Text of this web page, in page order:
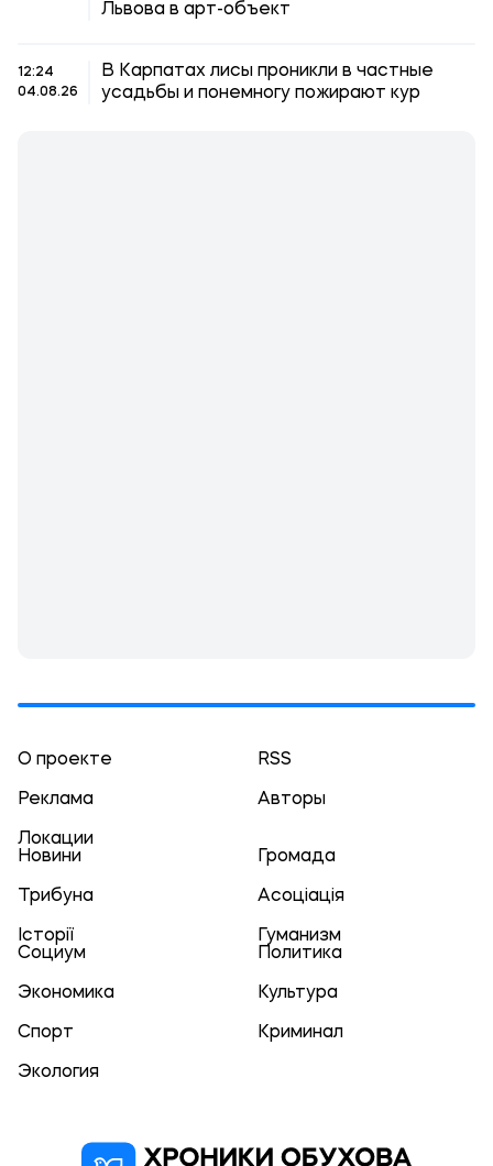
Львова в арт-объект
12:24
04.08.26
В Карпатах лисы проникли в частные
усадьбы и понемногу пожирают кур
О проекте RSS
Реклама Авторы
Локации
Новини
Громада
Трибуна Асоціація
Історії
Гуманизм
Социум
Политика
Экономика Культура
Спорт Криминал
Экология